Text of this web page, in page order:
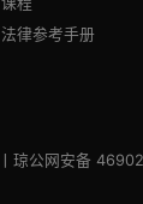
法律参考手册
丨琼公网安备